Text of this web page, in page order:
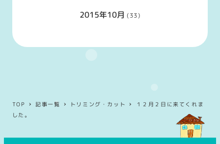
2015年10月 (33)
TOP 記事一覧 トリミング・カット
１２月２日に来てくれま
した。